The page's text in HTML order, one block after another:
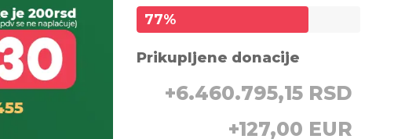
77%
Prikupljene donacije
+6.460.795,15 RSD
+127,00 EUR